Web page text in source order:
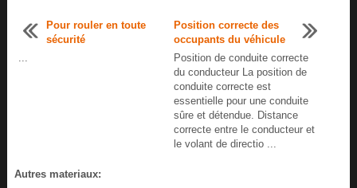
Pour rouler en toute
sécurité
Position correcte des
occupants du véhicule
Position de conduite correcte
du conducteur La position de
conduite correcte est
essentielle pour une conduite
sûre et détendue. Distance
correcte entre le conducteur et
le volant de directio ...
Autres materiaux: